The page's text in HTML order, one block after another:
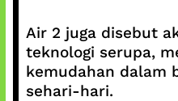
Air 2 juga disebut
teknologi serupa,
kemudahan dalam
sehari-hari.